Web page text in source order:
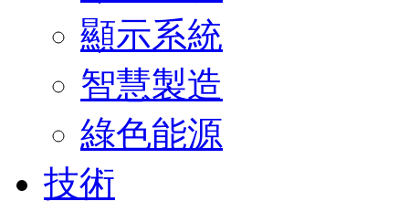
顯示系統
智慧製造
綠色能源
技術